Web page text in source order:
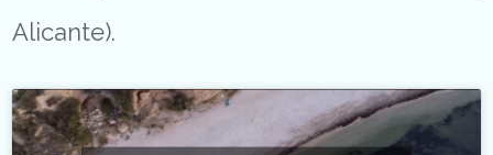
Alicante).